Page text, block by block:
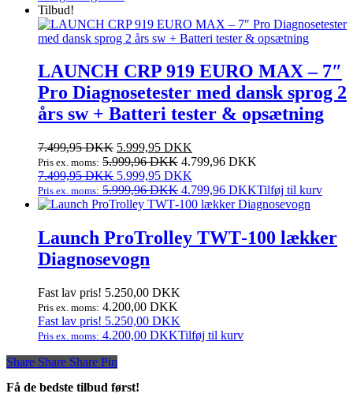
299,95 DKK.99,95 DKK.
har
flere
Mulighederne
kan
vælges
på
varesiden
Tilbud!
LAUNCH CRP 919 EURO MAX – 7″
Pro Diagnosetester med dansk sprog 2
års sw + Batteri tester & opsætning
7.499,95DKK Den
oprindelige
pris
var:
7.499,95 DKK.
5.999,95 DKK
aktuelle
er:
5.999,95 DKK.
Pris ex. moms: 5.999,96DKK 4.799,96 DKK
7.499,95DKK Den
oprindelige
pris
7.499,95 DKK.
5.999,95 DKK
aktuelle
pris
5.999,95 DKK.
Pris ex. moms: 5.999,96DKK 4.799,96 DKKTilføj til kurv
Launch ProTrolley TWT‑100 lækker
Diagnosevogn
Fast lav pris! 5.250,00 DKK
Pris ex. moms: 4.200,00 DKK
Fast lav pris! 5.250,00 DKK
Pris ex. moms: 4.200,00 DKKTilføj til kurv
Share
Share Share Share Pin
Få de bedste tilbud først!